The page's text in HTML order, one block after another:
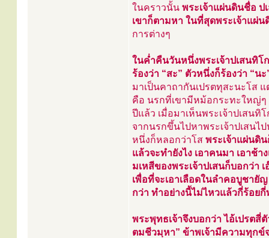
ในคราวนั้น พระเจ้าแผ่นดินชื่อ ป
เขาก็ตามหา ในที่สุดพระเจ้าแผ่
การต่างๆ
ในค่ำคืนวันหนึ่งพระเจ้าปเสนทิโ
ร้องว่า “สะ” ตัวหนึ่งก็ร้องว่า “น
มาเป็นคาถากันเปรตทุสะนะโส แ
คือ นรกที่เขามีหม้อกระทะใหญ่ๆ
ปีแล้ว เมื่อมาเห็นพระเจ้าปเสนทิ
จากนรกขึ้นไปหาพระเจ้าปเสน
หนึ่งก็หลอกว่าโส พระเจ้าแผ่นดิ
แล้วจะทำยังไง เอาคนมา เอาช้า
มเหสีของพระเจ้าปเสนก็บอกว่า
เพื่อที่จะเอาเลือดในลำคอบูชายั
กว่า ทำอย่างนี้ไม่ไหวแล้วกี่ร้อย
พระพุทธเจ้าจึงบอกว่า ไอ้เปรต
ตมชีวมฺหา” ข้าพเจ้ามีความทุกข์